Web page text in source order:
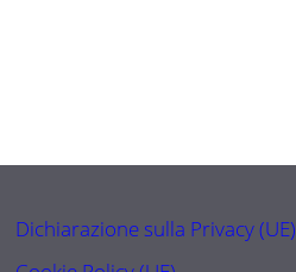
Dichiarazione sulla Privacy (UE)